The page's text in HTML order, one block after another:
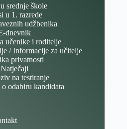
srednje škole
u 1. razrede
udžbenika
dnevnik
učenike i roditelje
/ Informacije za učitelje
privatnosti
Natječaji
na testiranje
odabiru kandidata